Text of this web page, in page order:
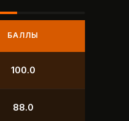
БАЛЛЫ
250.0
211.0